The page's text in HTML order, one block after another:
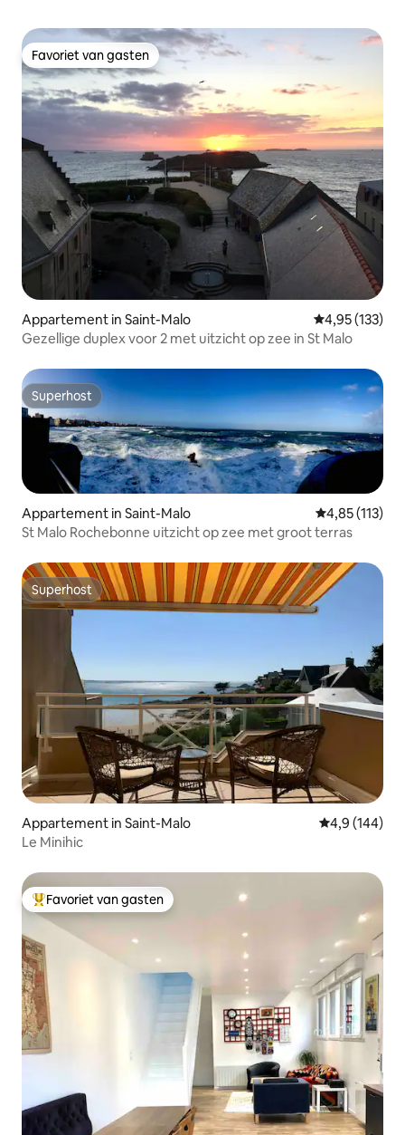
Favoriet van gasten
Favoriet van gasten
Appartement in Saint-Malo Gemiddelde
4,95 (133)
Gezellige duplex voor 2 met uitzicht op zee in St Malo
Superhost
Superhost
Appartement in Saint-Malo Gemiddelde
4,85 (113)
St Malo Rochebonne uitzicht op zee met groot terras
Superhost
Superhost
Appartement in Saint-Malo Gemiddelde
4,9 (144)
Le Minihic
Topfavoriet van gasten
Favoriet van gasten